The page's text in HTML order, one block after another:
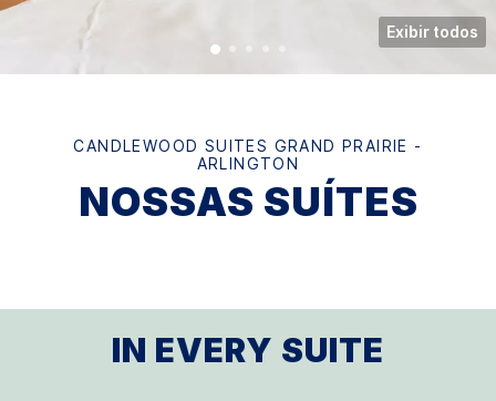
Exibir todos
CANDLEWOOD SUITES GRAND PRAIRIE -
ARLINGTON
NOSSAS SUÍTES
IN EVERY SUITE